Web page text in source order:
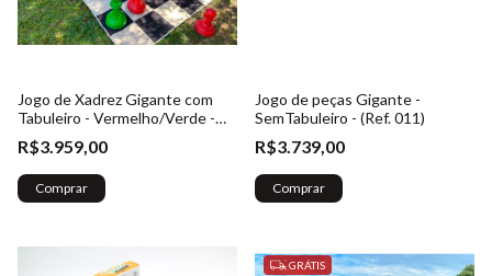
Jogo de Xadrez Gigante com
Tabuleiro - Vermelho/Verde -
(Ref. 023)
R$3.959,00
Comprar
Jogo de peças Gigante -
SemTabuleiro - (Ref. 011)
R$3.739,00
Comprar
GRÁTIS